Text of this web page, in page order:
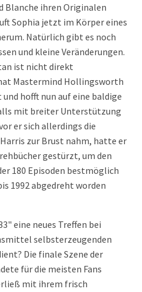
Blanche ihren Originalen
Sophia jetzt im Körper eines
Natürlich gibt es noch
und kleine Veränderungen.
ist nicht direkt
Mastermind Hollingsworth
hofft nun auf eine baldige
mit breiter Unterstützung
er sich allerdings die
zur Brust nahm, hatte er
gestürzt, um den
180 Episoden bestmöglich
1992 abgedreht worden
eine neues Treffen bei
selbsterzeugenden
Die finale Szene der
für die meisten Fans
mit ihrem frisch